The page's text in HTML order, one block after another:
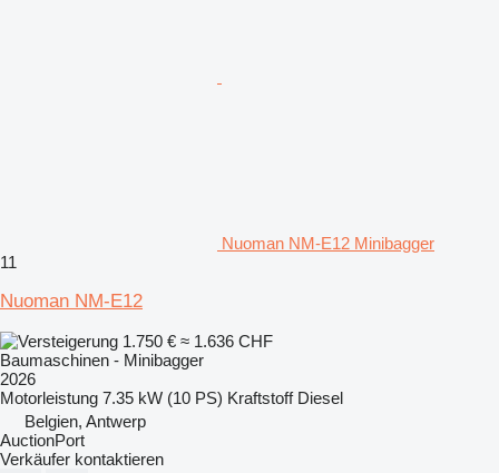
Nuoman NM-E12 Minibagger
11
Nuoman NM-E12
1.750 € ≈ 1.636 CHF
Baumaschinen - Minibagger
2026
Motorleistung 7.35 kW (10 PS) Kraftstoff Diesel
Belgien, Antwerp
AuctionPort
Verkäufer kontaktieren